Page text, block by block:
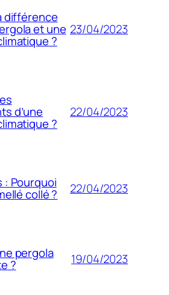
différence
et une
?
23/04/2023
d’une
?
22/04/2023
: Pourquoi
collé ? 22/04/2023
pergola
? 19/04/2023